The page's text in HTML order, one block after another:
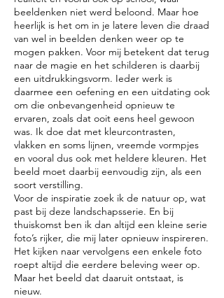
beeldenken niet werd beloond. Maar hoe
heerlijk is het om in je latere leven die draad
van wel in beelden denken weer op te
mogen pakken. Voor mij betekent dat terug
naar de magie en het schilderen is daarbij
een uitdrukkingsvorm. Ieder werk is
daarmee een oefening en een uitdating ook
om die onbevangenheid opnieuw te
ervaren, zoals dat ooit eens heel gewoon
was. Ik doe dat met kleurcontrasten,
vlakken en soms lijnen, vreemde vormpjes
en vooral dus ook met heldere kleuren. Het
beeld moet daarbij eenvoudig zijn, als een
soort verstilling.
Voor de inspiratie zoek ik de natuur op, wat
past bij deze landschapsserie. En bij
thuiskomst ben ik dan altijd een kleine serie
foto’s rijker, die mij later opnieuw inspireren.
Het kijken naar vervolgens een enkele foto
roept altijd die eerdere beleving weer op.
Maar het beeld dat daaruit ontstaat, is
nieuw.